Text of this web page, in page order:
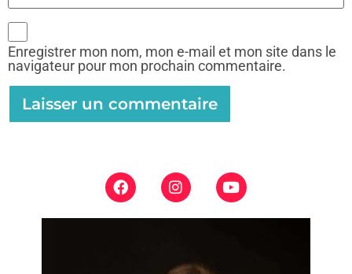
Enregistrer mon nom, mon e-mail et mon site dans le
navigateur pour mon prochain commentaire.